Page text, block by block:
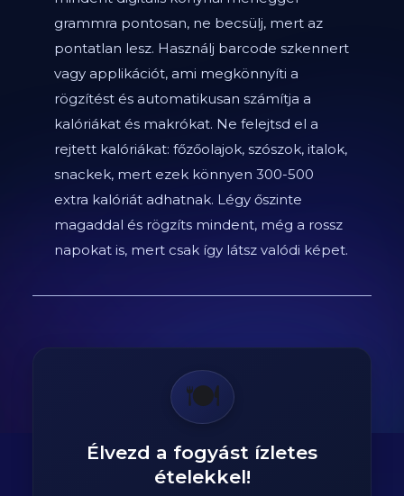
grammra pontosan, ne becsülj, mert az
pontatlan lesz. Használj barcode szkennert
vagy applikációt, ami megkönnyíti a
rögzítést és automatikusan számítja a
kalóriákat és makrókat. Ne felejtsd el a
rejtett kalóriákat: főzőolajok, szószok, italok,
snackek, mert ezek könnyen 300-500
extra kalóriát adhatnak. Légy őszinte
magaddal és rögzíts mindent, még a rossz
napokat is, mert csak így látsz valódi képet.
🍽️
Élvezd a fogyást ízletes
ételekkel!